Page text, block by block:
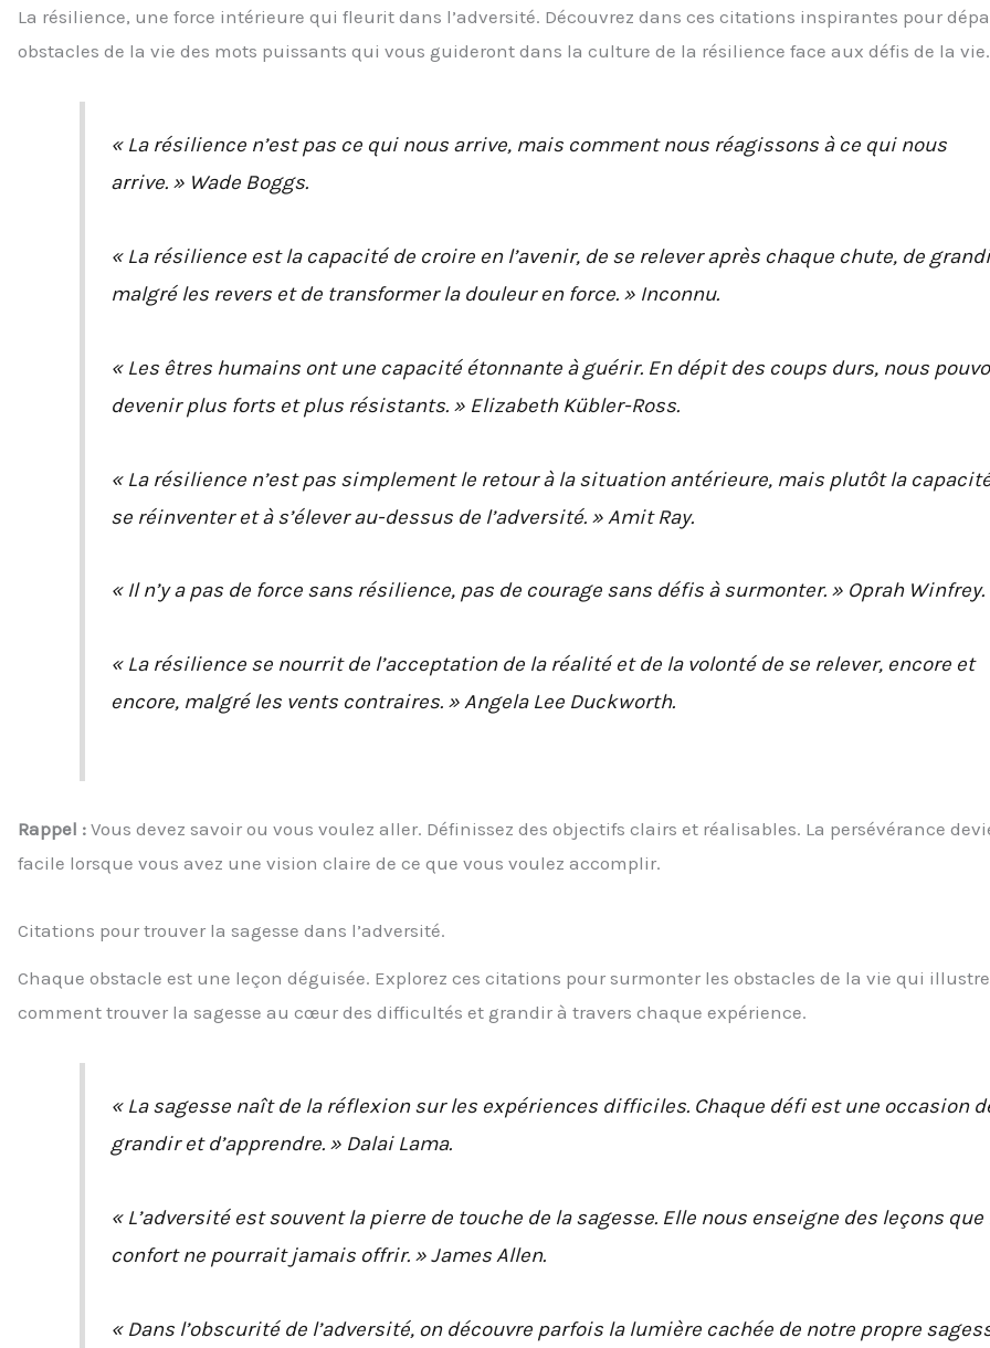
La résilience, une force intérieure qui fleurit dans l’adversité. Découvrez dans ces citations inspirantes pour
obstacles de la vie des mots puissants qui vous guideront dans la culture de la résilience face aux défis de la vie.
« La résilience n’est pas ce qui nous arrive, mais comment nous réagissons à ce qui nous
arrive. » Wade Boggs.
« La résilience est la capacité de croire en l’avenir, de se relever après chaque chute, de
malgré les revers et de transformer la douleur en force. » Inconnu.
« Les êtres humains ont une capacité étonnante à guérir. En dépit des coups durs, nous
devenir plus forts et plus résistants. » Elizabeth Kübler-Ross.
« La résilience n’est pas simplement le retour à la situation antérieure, mais plutôt la
se réinventer et à s’élever au-dessus de l’adversité. » Amit Ray.
« Il n’y a pas de force sans résilience, pas de courage sans défis à surmonter. » Oprah Winfrey.
« La résilience se nourrit de l’acceptation de la réalité et de la volonté de se relever, encore et
encore, malgré les vents contraires. » Angela Lee Duckworth.
Rappel : Vous devez savoir ou vous voulez aller. Définissez des objectifs clairs et réalisables. La persévérance
facile lorsque vous avez une vision claire de ce que vous voulez accomplir.
Citations pour trouver la sagesse dans l’adversité.
Chaque obstacle est une leçon déguisée. Explorez ces citations pour surmonter les obstacles de la vie qui
comment trouver la sagesse au cœur des difficultés et grandir à travers chaque expérience.
« La sagesse naît de la réflexion sur les expériences difficiles. Chaque défi est une occasion
grandir et d’apprendre. » Dalai Lama.
« L’adversité est souvent la pierre de touche de la sagesse. Elle nous enseigne des leçons que
confort ne pourrait jamais offrir. » James Allen.
« Dans l’obscurité de l’adversité, on découvre parfois la lumière cachée de notre propre